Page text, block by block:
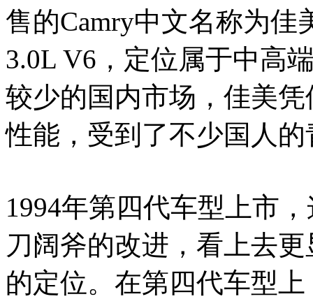
售的Camry中文名称为
3.0L V6，定位属于中高
较少的国内市场，佳美
性能，受到了不少国人的
1994年第四代车型上市
刀阔斧的改进，看上去
的定位。在第四代车型